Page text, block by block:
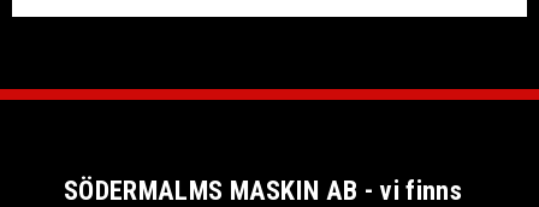
SÖDERMALMS MASKIN AB - vi finns